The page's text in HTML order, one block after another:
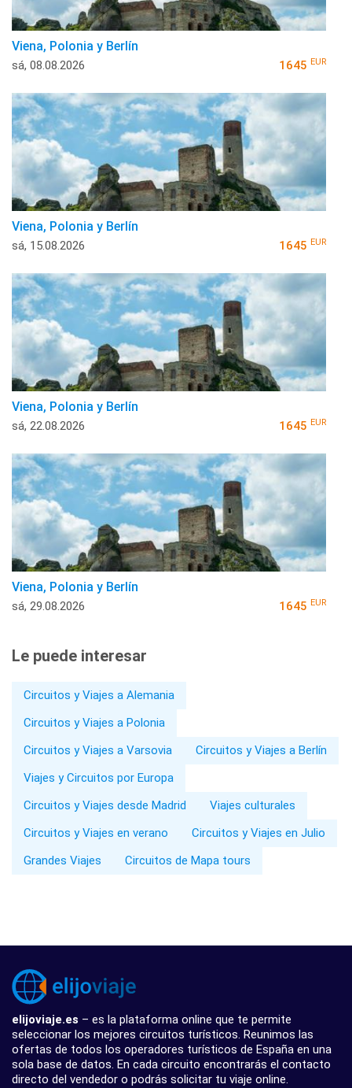
Viena, Polonia y Berlín
sá, 08.08.2026 1645 EUR
Viena, Polonia y Berlín
sá, 15.08.2026 1645 EUR
Viena, Polonia y Berlín
sá, 22.08.2026 1645 EUR
Viena, Polonia y Berlín
sá, 29.08.2026 1645 EUR
Le puede interesar
Circuitos y Viajes a Alemania
Circuitos y Viajes a Polonia
Circuitos y Viajes a Varsovia
Circuitos y Viajes a Berlín
Viajes y Circuitos por Europa
Circuitos y Viajes desde Madrid
Viajes culturales
Circuitos y Viajes en verano
Circuitos y Viajes en Julio
Grandes Viajes
Circuitos de Mapa tours
elijoviaje.es – es la plataforma online que te permite
seleccionar los mejores circuitos turísticos. Reunimos las
ofertas de todos los operadores turísticos de España en una
sola base de datos. En cada circuito encontrarás el contacto
directo del vendedor o podrás solicitar tu viaje online.